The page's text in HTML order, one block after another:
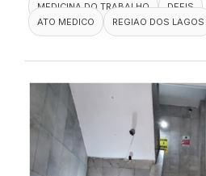
MEDICINA DO TRABALHO
DEFIS
ATO MEDICO
REGIAO DOS LAGOS